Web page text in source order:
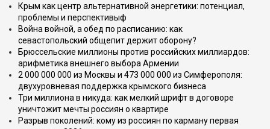
Крым как центр альтернативной энергетики: потенциал,
проблемы и перспективыф
Война войной, а обед по расписанию: как
севастопольский общепит держит оборону?
Брюссельские миллионы против российских миллиардов:
арифметика внешнего выбора Армении
2 000 000 000 из Москвы и 473 000 000 из Симферополя:
двухуровневая поддержка крымского бизнеса
Три миллиона в никуда: как мелкий шрифт в договоре
уничтожит мечты россиян о квартире
Разрыв поколений: кому из россиян по карману первая